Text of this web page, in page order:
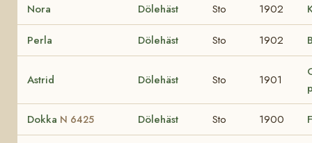
Nora Dölehäst Sto 1902
Perla Dölehäst Sto 1902
Astrid Dölehäst Sto 1901
Dokka N 6425 Dölehäst Sto 1900